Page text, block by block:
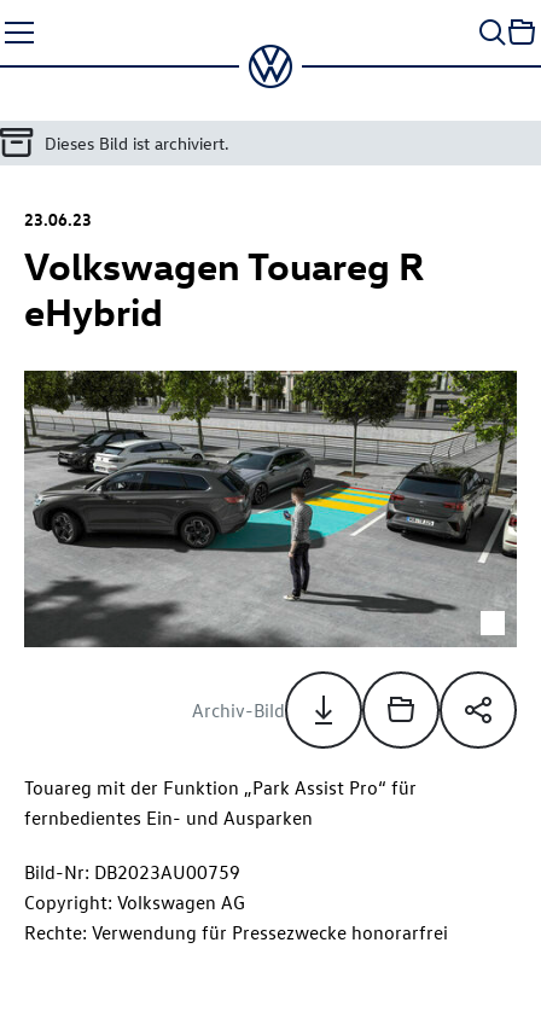
Seiteninhalt
springen
Dieses Bild ist archiviert.
23.06.23
Volkswagen Touareg R
eHybrid
Archiv-Bild
Touareg mit der Funktion „Park Assist Pro“ für
fernbedientes Ein- und Ausparken
Bild-Nr: DB2023AU00759
Copyright: Volkswagen AG
Rechte: Verwendung für Pressezwecke honorarfrei